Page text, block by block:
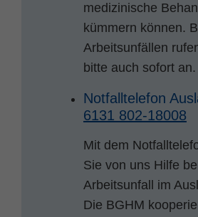
medizinische
kümmern können.
Arbeitsunfällen
bitte auch sofort an.
Notfalltelefon
6131 802-18008
Mit dem
Sie von uns Hilfe
Arbeitsunfall im
Die BGHM